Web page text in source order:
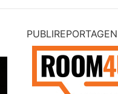
PUBLIREPORTAGEN